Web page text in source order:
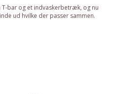
bar og et indvaskerbetræk, og nu
ud hvilke der passer sammen.